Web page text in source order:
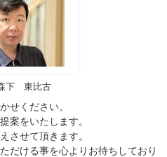
下 東比古
せください。
案をいたします。
させて頂きます。
だける事を心よりお待ちしており